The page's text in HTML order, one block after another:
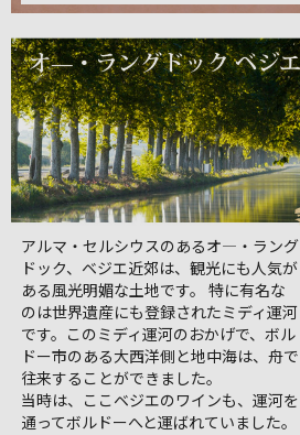
アルマ・セルシウスのあるオ—・ラング
ドック、ベジエ近郊は、観光にも人気が
ある風光明媚な土地です。 特に有名な
のは世界遺産にも登録されたミディ運河
です。このミディ運河のおかげで、ボル
ドー市のある大西洋側と地中海は、舟で
往来することができました。
当時は、ここベジエのワインも、運河を
通ってボルドーへと運ばれていました。